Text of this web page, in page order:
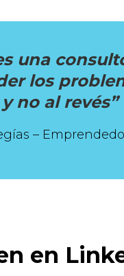
una
los
no al revés”
–
en